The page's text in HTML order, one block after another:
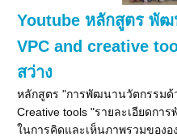
Youtube หลักสูตร พั
VPC and creative
สว่าง
หลักสูตร "การพัฒนานวัตกรรมด้
Creative tools "รายละเอียดก
ในการคิดและเห็นภาพรวมของ